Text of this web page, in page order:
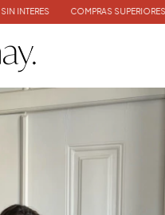
COMPRAS SUPERIORES $300.000